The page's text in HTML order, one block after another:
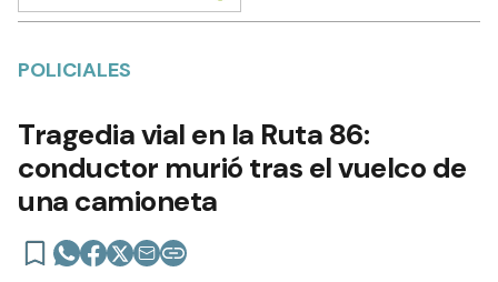
POLICIALES
Tragedia vial en la Ruta 86:
conductor murió tras el vuelco de
una camioneta